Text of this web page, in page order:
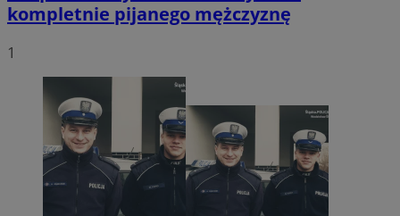
kompletnie pijanego mężczyznę
1